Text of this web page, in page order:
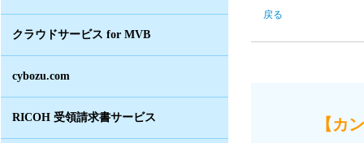
クラウドサービス for MVB
cybozu.com
RICOH 受領請求書サービス
戻る
【カ